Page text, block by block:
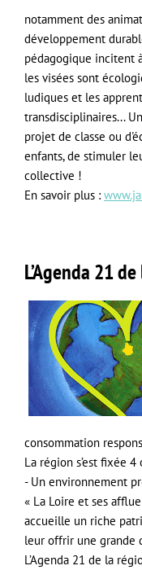
notamment des
développement
pédagogique incitent
les visées sont
ludiques et les
transdisciplinaires...
projet de classe ou
enfants, de stimuler
collective !
En savoir plus :
L’Agenda 21
consommation
La région s’est fixée
- Un environnement
« La Loire et ses
accueille un riche
leur offrir une grande
L’Agenda 21 de la